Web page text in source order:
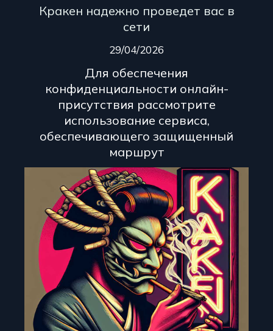
Кракен надежно проведет вас в
сети
29/04/2026
Для обеспечения
конфиденциальности онлайн-
присутствия рассмотрите
использование сервиса,
обеспечивающего защищенный
маршрут